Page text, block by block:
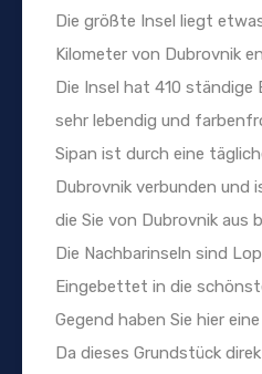
Die größte Insel liegt
Kilometer von Dubrovnik
Die Insel hat 410 ständige
sehr lebendig und
Sipan ist durch eine
Dubrovnik verbunden und
die Sie von Dubrovnik aus
Die Nachbarinseln sind
Eingebettet in die
Gegend haben Sie hier
Da dieses Grundstück